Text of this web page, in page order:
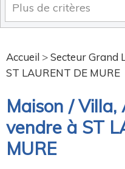
Accueil >Secteur Grand
ST LAURENT DE MURE
Maison /
vendre à ST
MURE